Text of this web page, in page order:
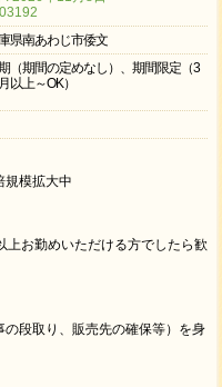
県南あわじ市倭文
（期間の定めなし）、期間限定（3
以上～OK）
模拡大中
お勤めいただける方でしたら歓
段取り、販売先の確保等）を身